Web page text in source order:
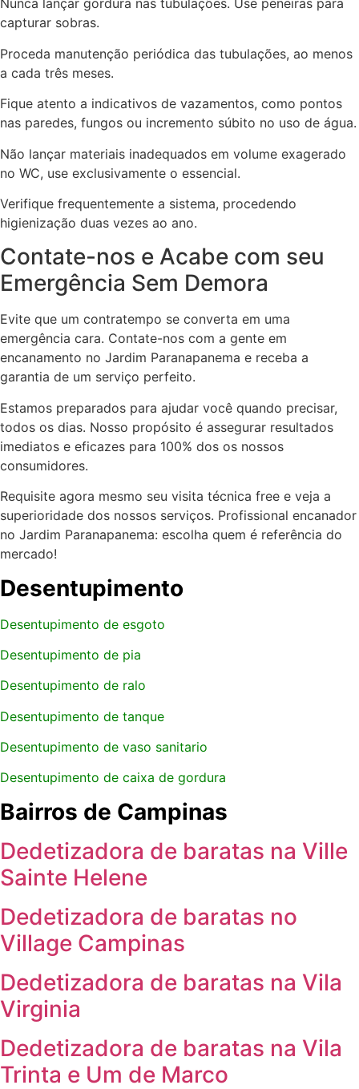
Nunca lançar gordura nas tubulações. Use peneiras para
capturar sobras.
Proceda manutenção periódica das tubulações, ao menos
a cada três meses.
Fique atento a indicativos de vazamentos, como pontos
nas paredes, fungos ou incremento súbito no uso de água.
Não lançar materiais inadequados em volume exagerado
no WC, use exclusivamente o essencial.
Verifique frequentemente a sistema, procedendo
higienização duas vezes ao ano.
Contate-nos e Acabe com seu
Emergência Sem Demora
Evite que um contratempo se converta em uma
emergência cara. Contate-nos com a gente em
encanamento no Jardim Paranapanema e receba a
garantia de um serviço perfeito.
Estamos preparados para ajudar você quando precisar,
todos os dias. Nosso propósito é assegurar resultados
imediatos e eficazes para 100% dos os nossos
consumidores.
Requisite agora mesmo seu visita técnica free e veja a
superioridade dos nossos serviços. Profissional encanador
no Jardim Paranapanema: escolha quem é referência do
mercado!
Desentupimento
Desentupimento de esgoto
Desentupimento de pia
Desentupimento de ralo
Desentupimento de tanque
Desentupimento de vaso sanitario
Desentupimento de caixa de gordura
Bairros de Campinas
Dedetizadora de baratas na Ville
Sainte Helene
Dedetizadora de baratas no
Village Campinas
Dedetizadora de baratas na Vila
Virginia
Dedetizadora de baratas na Vila
Trinta e Um de Marco